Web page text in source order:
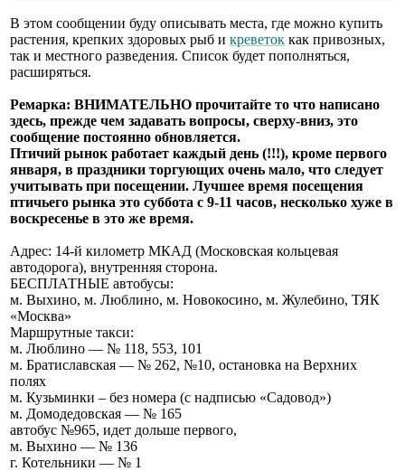
В этом сообщении буду описывать места, где можно купить
растения, крепких здоровых рыб и креветок как привозных,
так и местного разведения. Список будет пополняться,
расширяться.
Ремарка: ВНИМАТЕЛЬНО прочитайте то что написано
здесь, прежде чем задавать вопросы, сверху-вниз, это
сообщение постоянно обновляется.
Птичий рынок работает каждый день (!!!), кроме первого
января, в праздники торгующих очень мало, что следует
учитывать при посещении. Лучшее время посещения
птичьего рынка это суббота с 9-11 часов, несколько хуже в
воскресенье в это же время.
Адрес: 14-й километр МКАД (Московская кольцевая
автодорога), внутренняя сторона.
БЕСПЛАТНЫЕ автобусы:
м. Выхино, м. Люблино, м. Новокосино, м. Жулебино, ТЯК
«Москва»
Маршрутные такси:
м. Люблино — № 118, 553, 101
м. Братиславская — № 262, №10, остановка на Верхних
полях
м. Кузьминки – без номера (с надписью «Садовод»)
м. Домодедовская — № 165
автобус №965, идет дольше первого,
м. Выхино — № 136
г. Котельники — № 1